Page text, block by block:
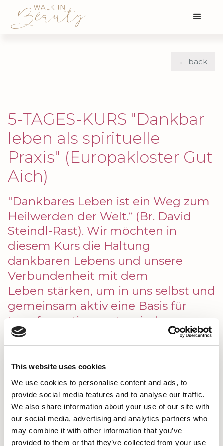
This website uses cookies
We use cookies to personalise content and ads, to
provide social media features and to analyse our traffic.
We also share information about your use of our site with
our social media, advertising and analytics partners who
may combine it with other information that you’ve
provided to them or that they’ve collected from your use
← back
5-TAGES-KURS "Dankbar
leben als spirituelle
Praxis" (Europakloster Gut
Aich)
"Dankbares Leben ist ein Weg zum
Heilwerden der Welt.“ (Br. David
Steindl-Rast). Wir möchten in
diesem Kurs die Haltung
dankbaren Lebens und unsere
Verbundenheit mit dem
Leben stärken, um in uns selbst und
gemeinsam aktiv eine Basis für
transformative, systemische
Prozesse und Grundlagen für ein
friedvolleres
Miteinander mitzugestalten.
May 09, 2027 – May 14, 2027, Europakloster Gut
Aich am Wolfgangsee